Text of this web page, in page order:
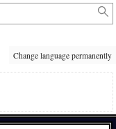
Change language permanently